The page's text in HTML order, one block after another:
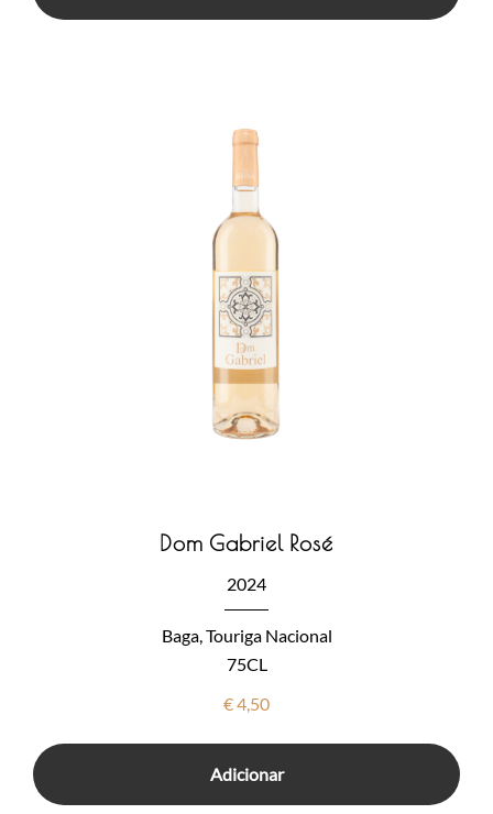
Dom Gabriel Rosé
2024
Baga, Touriga Nacional
75CL
€4,50
Adicionar